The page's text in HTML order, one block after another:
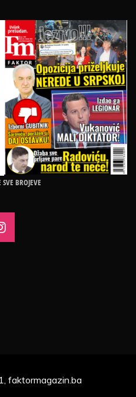
BROJEVE
faktormagazin.ba